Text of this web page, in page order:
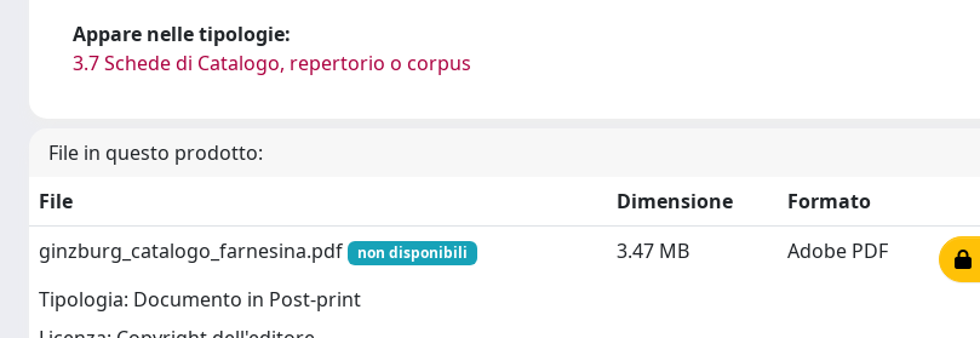
Appare nelle tipologie:
3.7 Schede di Catalogo, repertorio o corpus
File in questo prodotto:
File
Dimensione
Formato
ginzburg_catalogo_farnesina.pdf
non disponibili
Tipologia: Documento in Post-print
3.47 MB Adobe PDF